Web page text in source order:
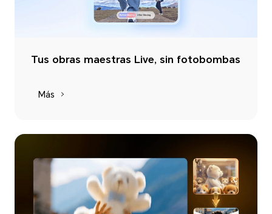
Tus obras maestras Live, sin fotobombas
Más